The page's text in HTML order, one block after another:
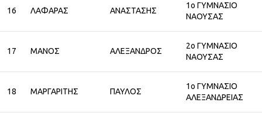
16 ΛΑΦΑΡΑΣ ΑΝΑΣΤΑΣΗΣ
1ο ΓΥΜΝΑΣΙΟ
ΝΑΟΥΣΑΣ
17 ΜΑΝΟΣ ΑΛΕΞΑΝΔΡΟΣ
2ο ΓΥΜΝΑΣΙΟ
ΝΑΟΥΣΑΣ
18 ΜΑΡΓΑΡΙΤΗΣ ΠΑΥΛΟΣ
1ο ΓΥΜΝΑΣΙΟ
ΑΛΕΞΑΝΔΡΕΙΑΣ